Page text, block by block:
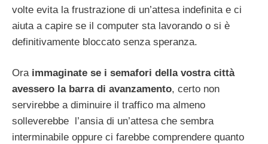
volte evita la frustrazione di un’attesa indefinita e ci
aiuta a capire se il computer sta lavorando o si è
definitivamente bloccato senza speranza.
Ora immaginate se i semafori della vostra città
avessero la barra di avanzamento, certo non
servirebbe a diminuire il traffico ma almeno
solleverebbe l’ansia di un’attesa che sembra
interminabile oppure ci farebbe comprendere quanto